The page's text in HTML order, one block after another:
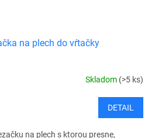
na plech do vŕtačky
Skladom (>5 ks)
DETAIL
na plech s ktorou presne,